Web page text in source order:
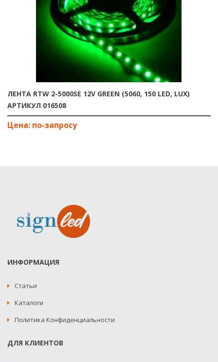
ЛЕНТА RTW 2-5000SE 12V GREEN (5060, 150 LED, LUX)
АРТИКУЛ 016508
ИНФОРМАЦИЯ
Статьи
Каталоги
Политика Конфиденциальности
ДЛЯ КЛИЕНТОВ